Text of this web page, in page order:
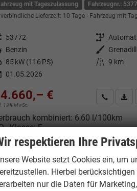
mit Tageszulassung
Fahrzeugnr.:
Lieferzeit: 10 Tage Fahrzeug mit
53772 Getriebe
Benzin Außenfarbe
85 kW (116 PS) Kilometerstand 9 km
01.05.2026
€
19% MwSt.
Kontakt
kombiniert: 6,60 l/100km
-Klasse: E
2-Emissionen:151,00 g/km
respektieren Ihre
Website setzt Cookies ein, um
Hierbei
nur die Daten für